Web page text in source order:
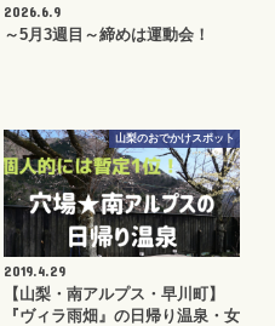
2026.6.9
～5月3週目～締めは運動会！
山梨のおでかけスポット
2019.4.29
【山梨・南アルプス・早川町】
『ヴィラ雨畑』の日帰り温泉・女